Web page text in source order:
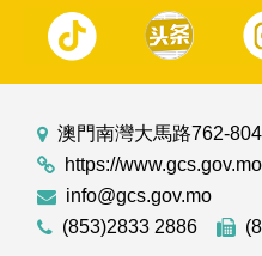
澳門南灣大馬路762-
https://www.gcs.gov.mo
info@gcs.gov.mo
(853)2833 2886